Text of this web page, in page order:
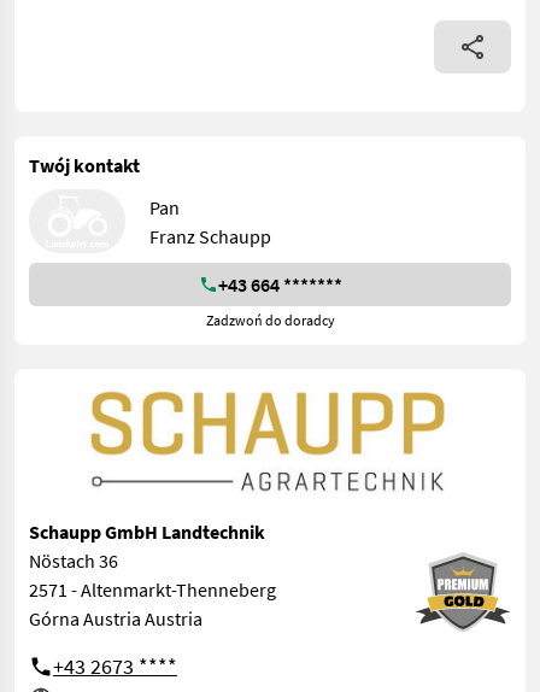
Twój kontakt
Pan
Franz Schaupp
+43 664 *******
Zadzwoń do doradcy
Schaupp GmbH Landtechnik
Nöstach 36
2571 - Altenmarkt-Thenneberg
Górna Austria Austria
+43 2673 ****